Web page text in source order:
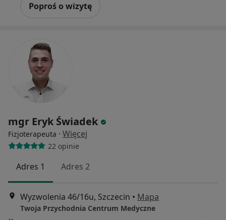
Poproś o wizytę
mgr Eryk Świadek
Fizjoterapeuta · Więcej
22 opinie
Adres 1 Adres 2
Wyzwolenia 46/16u, Szczecin • Mapa
Twoja Przychodnia Centrum Medyczne